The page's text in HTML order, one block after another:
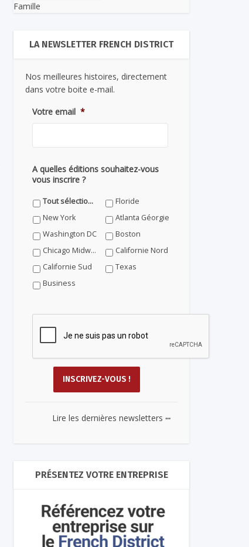
Famille
LA NEWSLETTER FRENCH DISTRICT
Nos meilleures histoires, directement
dans votre boite e-mail.
Votre email *
A quelles éditions souhaitez-vous
vous inscrire ?
Tout sélectionner
Floride
New York
Atlanta Géorgie
Washington DC
Boston
Chicago Midwest
Californie Nord
Californie Sud
Texas
Business
Lire les dernières newsletters ...
PRÉSENTEZ VOTRE ENTREPRISE